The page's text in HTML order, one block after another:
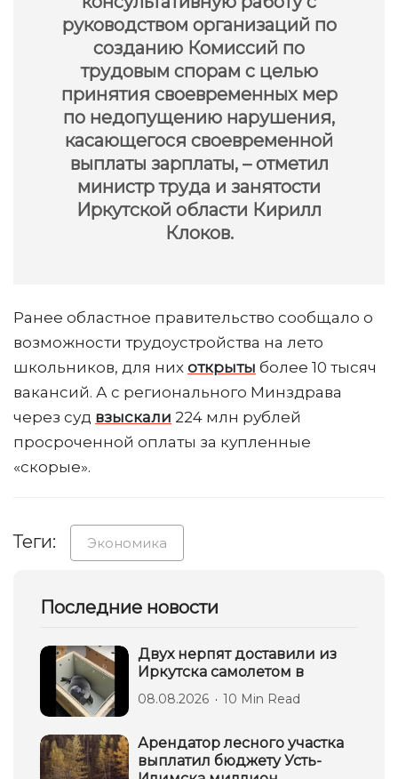
руководством организаций по
созданию Комиссий по
трудовым спорам с целью
принятия своевременных мер
по недопущению нарушения,
касающегося своевременной
выплаты зарплаты, – отметил
министр труда и занятости
Иркутской области Кирилл
Клоков.
Ранее областное правительство сообщало о
возможности трудоустройства на лето
школьников, для них открыты более 10 тысяч
вакансий. А с регионального Минздрава
через суд взыскали 224 млн рублей
просроченной оплаты за купленные
«скорые».
Теги: Экономика
Последние новости
Двух нерпят доставили из
Иркутска самолетом в
08.08.2026 10 Min Read
Арендатор лесного участка
выплатил бюджету Усть-